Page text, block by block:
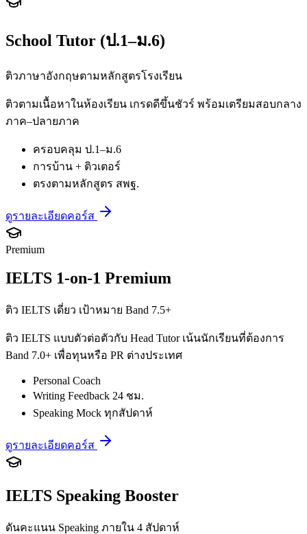
School Tutor (ป.1–ม.6)
ติวภาษาอังกฤษตามหลักสูตรโรงเรียน
ติวตามเนื้อหาในห้องเรียน เกรดดีขึ้นชัวร์ พร้อมเตรียมสอบกลาง
ภาค–ปลายภาค
ครอบคลุม ป.1–ม.6
การบ้าน + ติวเตอร์
ตรงตามหลักสูตร สพฐ.
ดูรายละเอียดคอร์ส
Premium
IELTS 1-on-1 Premium
ติว IELTS เดี่ยว เป้าหมาย Band 7.5+
ติว IELTS แบบตัวต่อตัวกับ Head Tutor เน้นนักเรียนที่ต้องการ
Band 7.0+ เพื่อทุนหรือ PR ต่างประเทศ
Personal Coach
Writing Feedback 24 ชม.
Speaking Mock ทุกสัปดาห์
ดูรายละเอียดคอร์ส
IELTS Speaking Booster
ดันคะแนน Speaking ภายใน 4 สัปดาห์